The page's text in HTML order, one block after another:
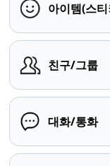
아이템(스
친구/그룹
대화/통화